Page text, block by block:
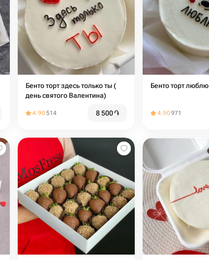
Бенто торт здесь только ты (
день святого Валентина)
4.90514 8 500֏
Бенто торт люблю
4.90971